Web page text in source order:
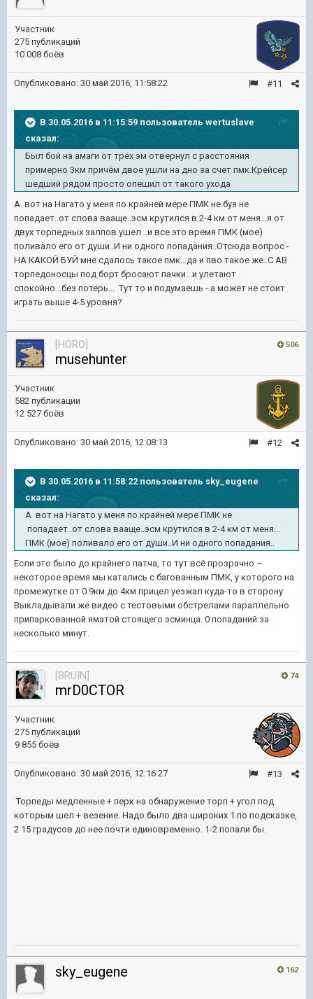
Участник
275 публикаций
10 008 боёв
#11
Опубликовано: 30 май 2016, 11:58:22
В 30.05.2016 в 11:15:59 пользователь wertuslave
сказал:
Был бой на амаги от трёх эм отвернул с расстояния
примерно 3км причём двое ушли на дно за счет пмк.Крейсер
шедший рядом просто опешил от такого ухода
А вот на Нагато у меня по крайней мере ПМК не буя не
попадает..от слова вааще..эсм крутился в 2-4 км от меня...я от
двух торпедных залпов ушел...и все это время ПМК (мое)
поливало его от души..И ни одного попадания..Отсюда вопрос -
НА КАКОЙ БУЙ мне сдалось такое пмк...да и пво такое же..С АВ
торпедоносцы под борт бросают пачки...и улетают
спокойно...без потерь... Тут то и подумаешь - а может не стоит
играть выше 4-5 уровня?
506
[HORO]
musehunter
Участник
582 публикации
12 527 боёв
#12
Опубликовано: 30 май 2016, 12:08:13
В 30.05.2016 в 11:58:22 пользователь sky_eugene
сказал:
А вот на Нагато у меня по крайней мере ПМК не
попадает..от слова вааще..эсм крутился в 2-4 км от меня...
ПМК (мое) поливало его от души..И ни одного попадания..
Если это было до крайнего патча, то тут всё прозрачно –
некоторое время мы катались с багованным ПМК, у которого на
промежутке от 0.9км до 4км прицел уезжал куда-то в сторону.
Выкладывали же видео с тестовыми обстрелами параллельно
припаркованной яматой стоящего эсминца. 0 попаданий за
несколько минут.
74
[BRUIN]
mrD0CTOR
Участник
275 публикаций
9 855 боёв
#13
Опубликовано: 30 май 2016, 12:16:27
Торпеды медленные + перк на обнаружение торп + угол под
которым шел + везение. Надо было два широких 1 по подсказке,
2 15 градусов до нее почти единовременно. 1-2 попали бы.
162
sky_eugene